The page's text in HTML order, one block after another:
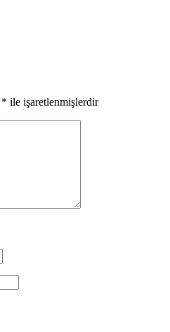
* ile işaretlenmişlerdir